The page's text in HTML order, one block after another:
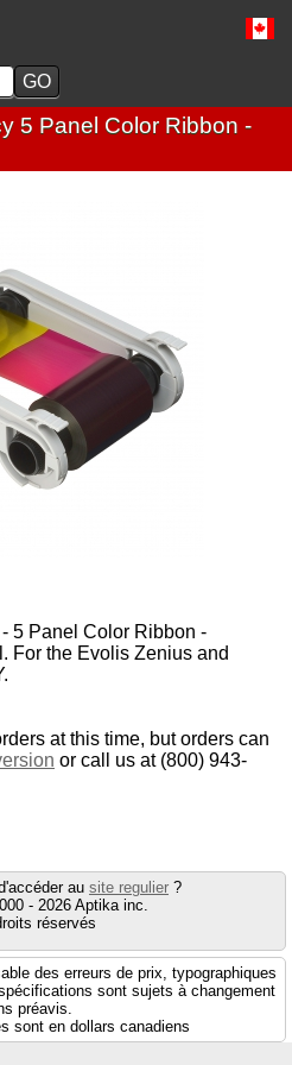
5 Panel Color Ribbon -
5 Panel Color Ribbon -
For the Evolis Zenius and
at this time, but orders can
or call us at (800) 943-
au site regulier ?
- 2026 Aptika inc.
réservés
des erreurs de prix, typographiques
sont sujets à changement
préavis.
sont en dollars canadiens